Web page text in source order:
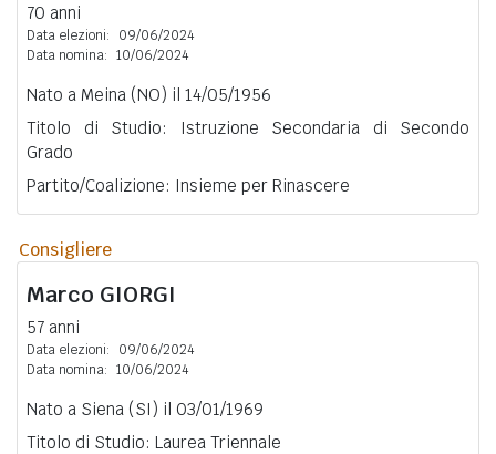
70 anni
Data elezioni:
09/06/2024
Data nomina: 10/06/2024
Nato a Meina (NO) il 14/05/1956
Titolo di Studio: Istruzione Secondaria di Secondo
Grado
Partito/Coalizione: Insieme per Rinascere
Consigliere
Marco GIORGI
57 anni
Data elezioni:
09/06/2024
Data nomina: 10/06/2024
Nato a Siena (SI) il 03/01/1969
Titolo di Studio: Laurea Triennale